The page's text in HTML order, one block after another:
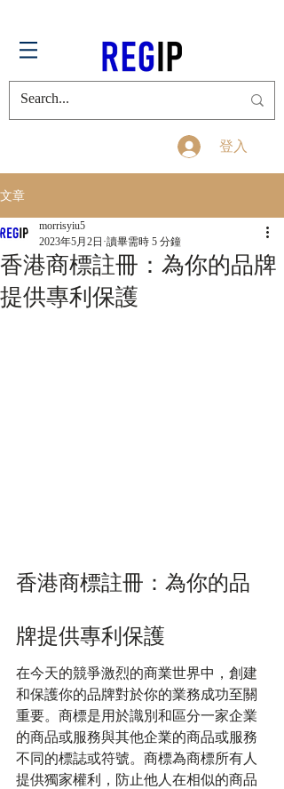
登入
文章
香港商標註冊：為你的品牌
提供專利保護
morrisyiu5
2023年5月2日 讀畢需時 5 分鐘
香港商標註冊：為你的品
牌提供專利保護
在今天的競爭激烈的商業世界中，創建
和保護你的品牌對於你的業務成功至關
重要。商標是用於識別和區分一家企業
的商品或服務與其他企業的商品或服務
不同的標誌或符號。商標為商標所有人
提供獨家權利，防止他人在相似的商品